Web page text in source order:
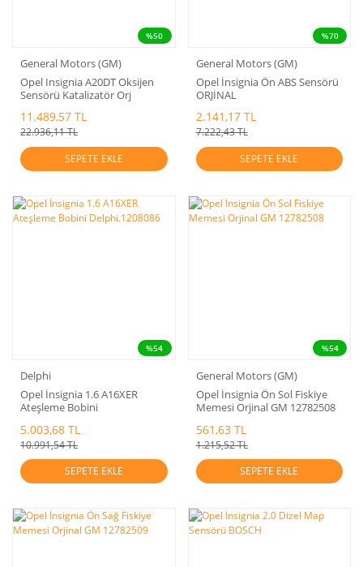
%50
General Motors (GM)
Opel Insignia A20DT Oksijen
Sensörü Katalizatör Orj
11.489,57 TL
22.936,11 TL
SEPETE EKLE
%70
General Motors (GM)
Opel İnsignia Ön ABS Sensörü
ORJİNAL
2.141,17 TL
7.222,43 TL
SEPETE EKLE
%54
Delphi
Opel İnsignia 1.6 A16XER
Ateşleme Bobini
5.003,68 TL
10.991,54 TL
SEPETE EKLE
%54
General Motors (GM)
Opel İnsignia Ön Sol Fiskiye
Memesi Orjinal GM 12782508
561,63 TL
1.215,52 TL
SEPETE EKLE